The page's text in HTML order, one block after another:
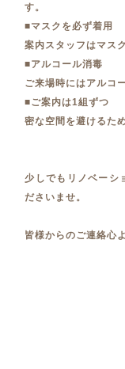
す。
■マスクを必ず着用
案内スタッフはマス
■アルコール消毒
ご来場時にはアルコ
■ご案内は1組ずつ
密な空間を避けるた
少しでもリノベーシ
ださいませ。
皆様からのご連絡心